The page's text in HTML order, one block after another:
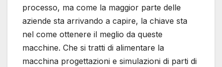
processo, ma come la maggior parte delle
aziende sta arrivando a capire, la chiave sta
nel come ottenere il meglio da queste
macchine. Che si tratti di alimentare la
macchina progettazioni e simulazioni di parti di